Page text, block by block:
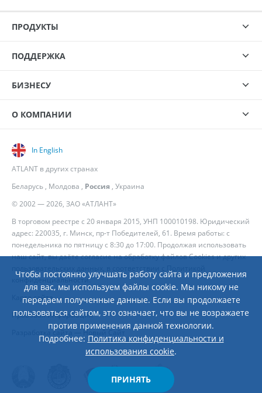
Чтобы постоянно улучшать работу сайта и предложения
для вас, мы используем файлы cookie. Мы никому не
передаем полученные данные. Если вы продолжаете
пользоваться сайтом, это означает, что вы не возражаете
против применения данной технологии.
Подробнее: Политика конфиденциальности и
использования cookie.
ПРИНЯТЬ
ПРОДУКТЫ
ПОДДЕРЖКА
БИЗНЕСУ
О КОМПАНИИ
© 2002 — 2026, ЗАО «АТЛАНТ»
В торговом реестре с 20 января 2015, УНП 100010198. Юридический
адрес: 220035, г. Минск, пр-т Победителей, 61. Время работы: с
понедельника по пятницу с 8:30 до 17:00. Продолжая использовать
наш сайт, вы даёте согласие на обработку файлов Cookies и других
конфиденциальности.
Карта сайта
Правовая информация
Разработка сайта
— Новый Сайт
In English
ATLANT в других странах
Беларусь , Молдова , Россия , Украина